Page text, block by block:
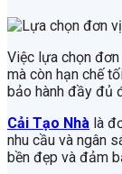
Việc lựa chọn
mà còn hạn chế
bảo hành đầy đủ
Cải Tạo Nhà là
nhu cầu và ngân
bền đẹp và đảm